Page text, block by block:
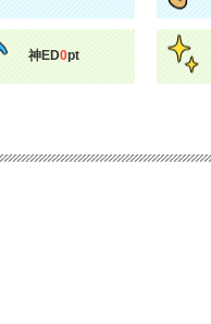
神ED0pt